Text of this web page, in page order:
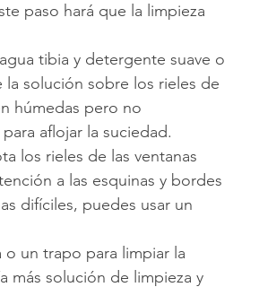
paso hará que la limpieza
tibia y detergente suave o
solución sobre los rieles de
húmedas pero no
aflojar la suciedad.
los rieles de las ventanas
a las esquinas y bordes
difíciles, puedes usar un
un trapo para limpiar la
más solución de limpieza y